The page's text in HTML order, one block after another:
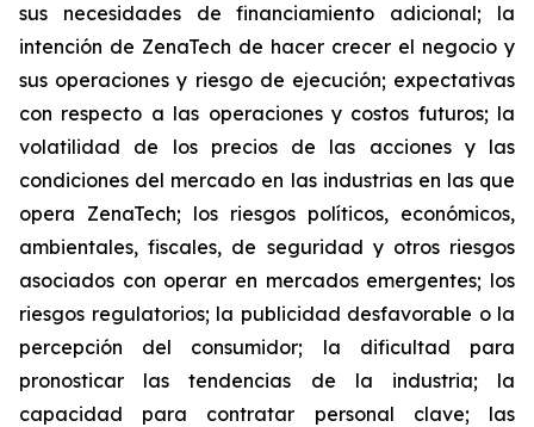
sus necesidades de financiamiento adicional; la
intención de ZenaTech de hacer crecer el negocio y
sus operaciones y riesgo de ejecución; expectativas
con respecto a las operaciones y costos futuros; la
volatilidad de los precios de las acciones y las
condiciones del mercado en las industrias en las que
opera ZenaTech; los riesgos políticos, económicos,
ambientales, fiscales, de seguridad y otros riesgos
asociados con operar en mercados emergentes; los
riesgos regulatorios; la publicidad desfavorable o la
percepción del consumidor; la dificultad para
pronosticar las tendencias de la industria; la
capacidad para contratar personal clave; las